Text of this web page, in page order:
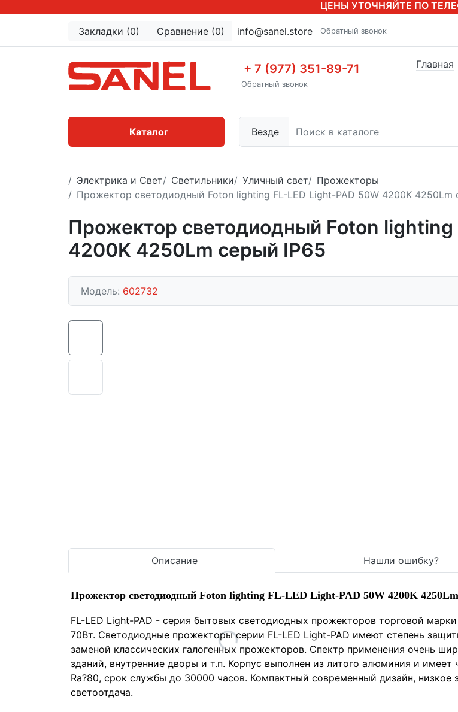
ЦЕНЫ УТОЧНЯЙТЕ ПО
Закладки (0) Сравнение (0) info@sanel.store Обратный звонок
+ 7 (977) 351-89-71
Обратный звонок
Везде
Главная
Каталог
Электрика и Свет Светильники Уличный свет
Прожекторы
Прожектор светодиодный Foton lighting FL-LED Light-PAD 50W 4200K 4250Lm
Прожектор светодиодный Foton lighting
4200K 4250Lm серый IP65
Модель: 602732
Описание Нашли ошибку?
Прожектор светодиодный Foton lighting FL-LED Light-PAD 50W 4200K
FL-LED Light-PAD - серия бытовых светодиодных прожекторов торговой
70Вт. Светодиодные прожекторы серии FL-LED Light-PAD имеют степень
заменой классических галогенных прожекторов. Спектр применения очень
зданий, внутренние дворы и т.п. Корпус выполнен из литого алюминия и имеет
Ra?80, срок службы до 30000 часов. Компактный современный дизайн,
светоотдача.